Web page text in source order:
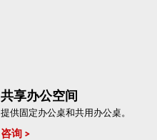
共享办公空间
提供固定办公桌和共用办公桌。
咨询